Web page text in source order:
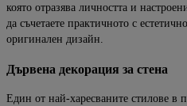
която отразява личността и
да съчетаете практичното с
оригинален дизайн.
Дървена декорация за стена
Един от най-харесваните стилове в